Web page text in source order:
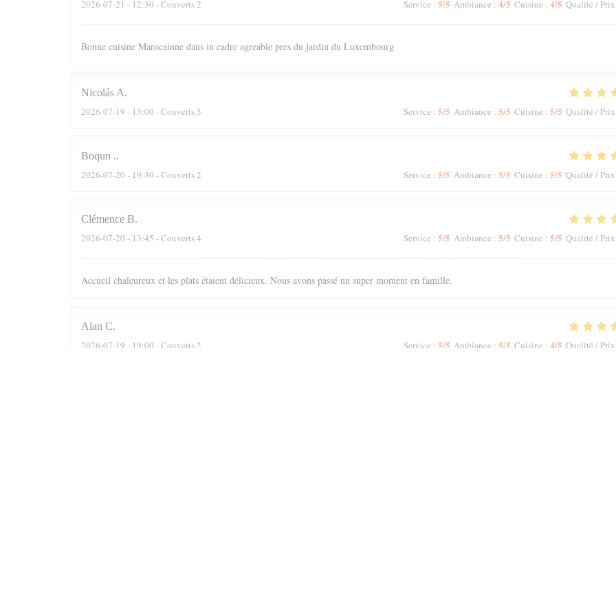
2026-07-21 - 12:30 - Couverts 2 Service : 5/5 Ambiance : 4/5 Cuisine : 4/5 Qualité / Prix
Bonne cuisine Marocainne dans in cadre agreable pres du jardin du Luxembourg
Nicolás A
2026-07-19 - 13:00 - Couverts 5 Service : 5/5 Ambiance : 5/5 Cuisine : 5/5 Qualité / Prix
Boqun .
2026-07-20 - 19:30 - Couverts 2 Service : 5/5 Ambiance : 5/5 Cuisine : 5/5 Qualité / Prix
Clémence B
2026-07-20 - 13:45 - Couverts 4 Service : 5/5 Ambiance : 5/5 Cuisine : 5/5 Qualité / Prix
Accueil chaleureux et les plats étaient délicieux. Nous avons passé un super moment en famille.
Alan C
2026-07-19 - 19:00 - Couverts 2 Service : 5/5 Ambiance : 5/5 Cuisine : 4/5 Qualité / Prix